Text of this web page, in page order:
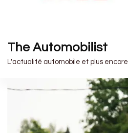
The Automobilist
L'actualité automobile et plus encore